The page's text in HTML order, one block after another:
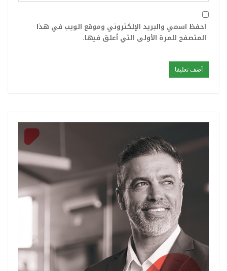
احفظ اسمي والبريد الإلكتروني وموقع الويب في هذا
المتصفح للمرة الأولى التي أعلق فيها.